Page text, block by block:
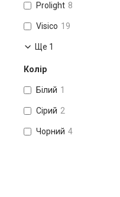
Prolight 8
Visico 19
Ще 1
Колір
Білий 1
Сірий 2
Чорний 4